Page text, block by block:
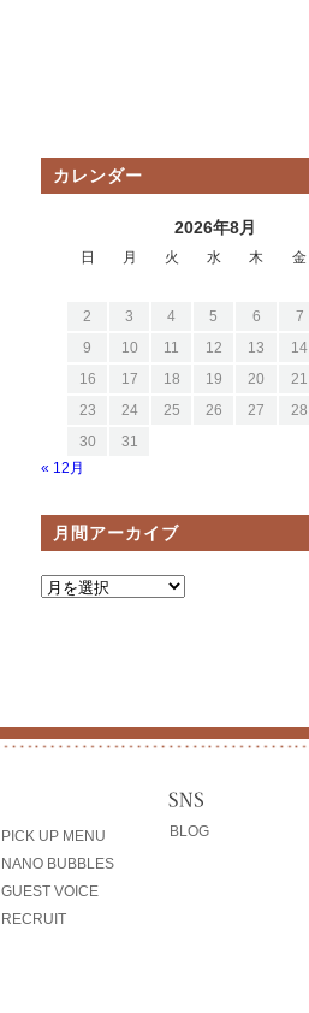
カレンダー
2026年8月
日 月 火 水 木 金
2
3 4 5 6 7
9
10 11 12 13 14
16
17 18 19 20 21
23
24 25 26 27 28
30
31
« 12月
月間アーカイブ
PICK UP MENU
NANO BUBBLES
GUEST VOICE
RECRUIT
BLOG